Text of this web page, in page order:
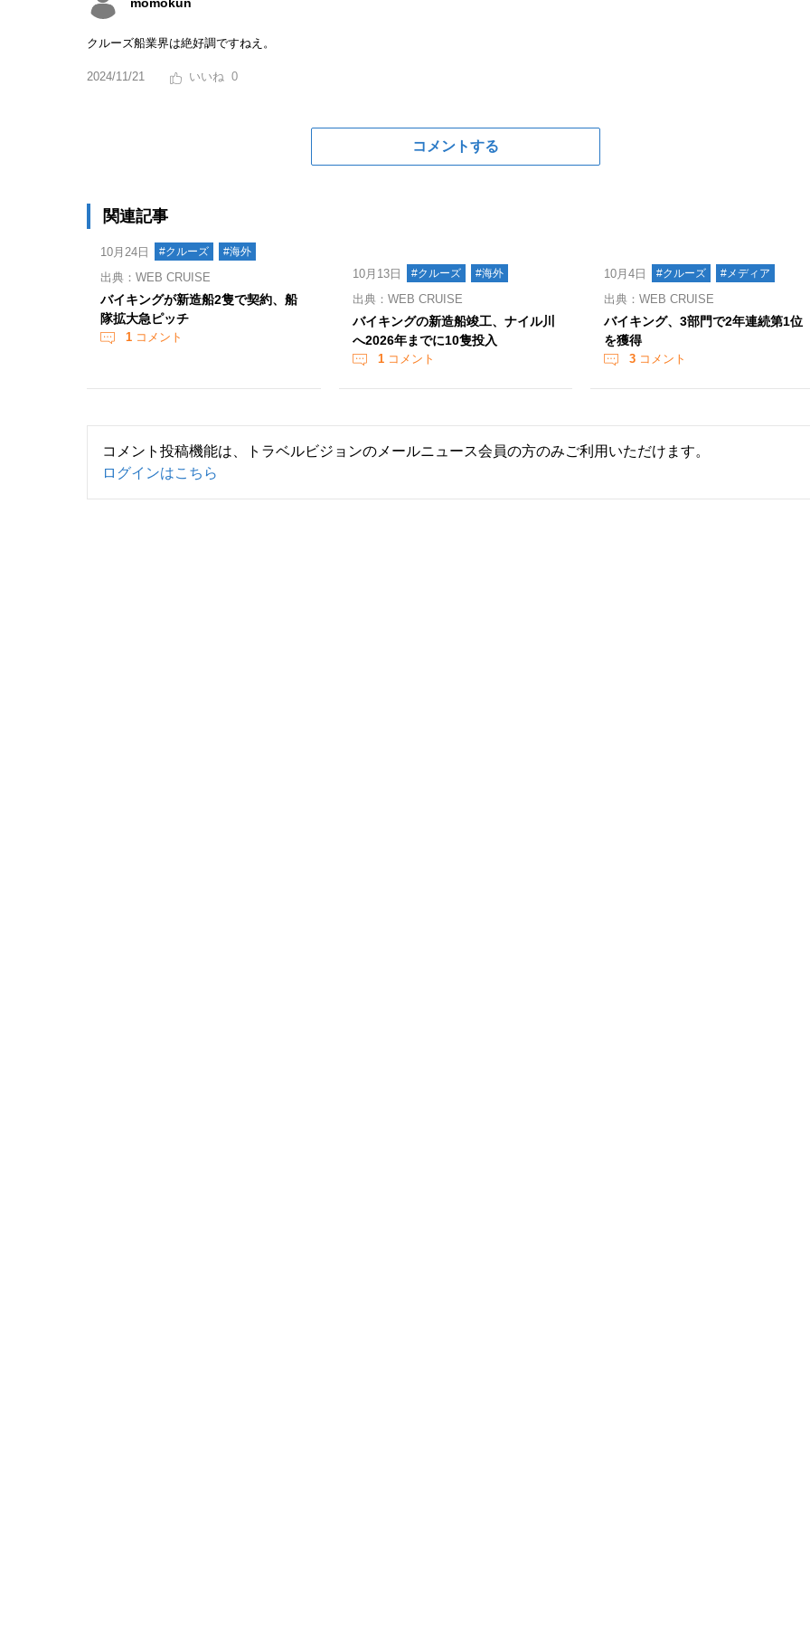
momokun
クルーズ船業界は絶好調ですねえ。
2024/11/21 0
コメントする
関連記事
10月24日 #クルーズ #海外
出典：WEB CRUISE
バイキングが新造船2隻で契約、船
隊拡大急ピッチ
1 コメント
10月13日 #クルーズ #海外
出典：WEB CRUISE
バイキングの新造船竣工、ナイル川
へ2026年までに10隻投入
1コメント
10月4日 #クルーズ #メディア
出典：WEB CRUISE
バイキング、3部門で2年連続第1位
を獲得
3 コメント
コメント投稿機能は、トラベルビジョンのメールニュース会員の方のみご利用いただけます。
ログインはこちら